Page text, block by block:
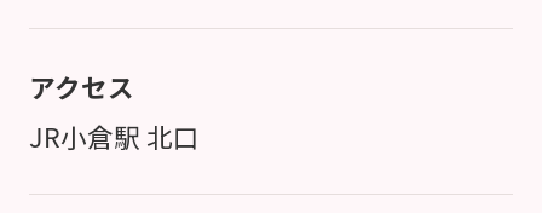
アクセス
JR小倉駅 北口